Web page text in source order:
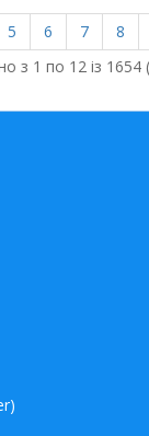
5 6 7 8
з 1 по 12 із 1654